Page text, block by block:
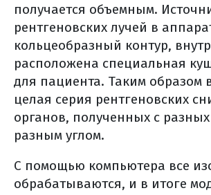
получается объемным.
рентгеновских лучей в
кольцеобразный контур,
расположена специальная
для пациента. Таким образом
целая серия рентгеновских
органов, полученных с
разным углом.
С помощью компьютера все
обрабатываются, и в итоге